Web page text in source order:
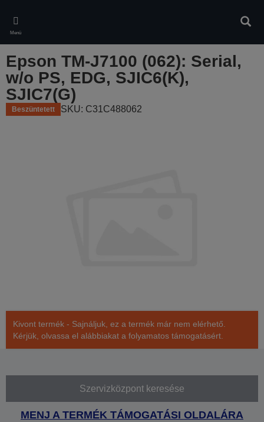
main
content
Menü
Epson TM-J7100 (062): Serial,
w/o PS, EDG, SJIC6(K),
SJIC7(G)
Beszüntetett SKU: C31C488062
Kivont termék - Sajnáljuk, ez a termék már nem elérhető.
Kérjük, olvassa el alábbiakat a folyamatos támogatásért.
Szervizközpont keresése
MENJ A TERMÉK TÁMOGATÁSI OLDALÁRA